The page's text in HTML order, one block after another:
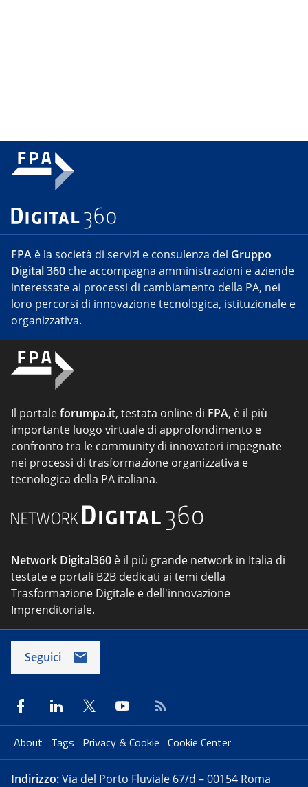
FPA è la società di servizi e consulenza del Gruppo
Digital 360 che accompagna amministrazioni e aziende
interessate ai processi di cambiamento della PA, nei
loro percorsi di innovazione tecnologica, istituzionale e
organizzativa.
Il portaleforumpa.it, testata online di FPA, è il più
importante luogo virtuale di approfondimento e
confronto tra le community di innovatori impegnate
nei processi di trasformazione organizzativa e
tecnologica della PA italiana.
Network Digital360 è il più grande network in Italia di
testate e portali B2B dedicati ai temi della
Trasformazione Digitale e dell'innovazione
Imprenditoriale.
Seguici
About Tags Privacy & Cookie Cookie Center
Indirizzo:Via del Porto Fluviale 67/d – 00154 Roma